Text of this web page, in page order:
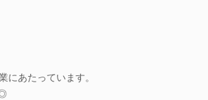
にあたっています。